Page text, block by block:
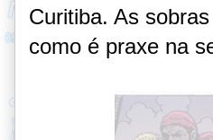
Curitiba. As
como é praxe na